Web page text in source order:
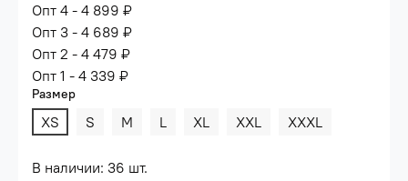
Опт 4 - 4 899 ₽
Опт 3 - 4 689 ₽
Опт 2 - 4 479 ₽
Опт 1 - 4 339 ₽
Размер
XS S M L XL XXL XXXL
В наличии: 36 шт.